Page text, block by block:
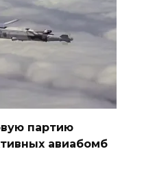
партию
авиабомб